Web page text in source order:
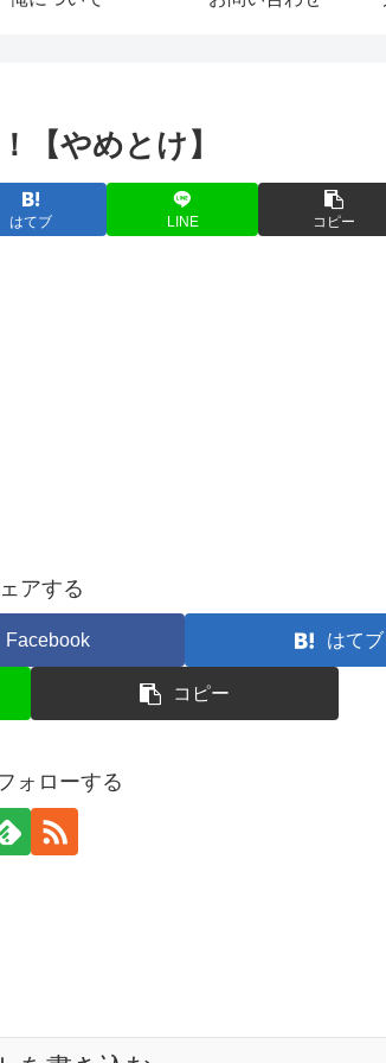
【やめとけ】
はてブ LINE コピー
アする
Facebook はてブ
コピー
ォローする